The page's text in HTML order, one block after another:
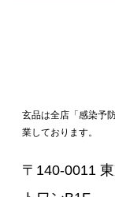
玄品は全店「感染予
業しております。
〒140-0011